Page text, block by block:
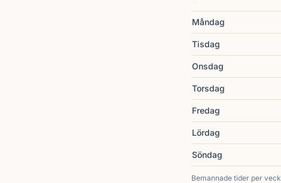
Måndag
Tisdag
Onsdag
Torsdag
Fredag
Lördag
Söndag
Bemannade tider per